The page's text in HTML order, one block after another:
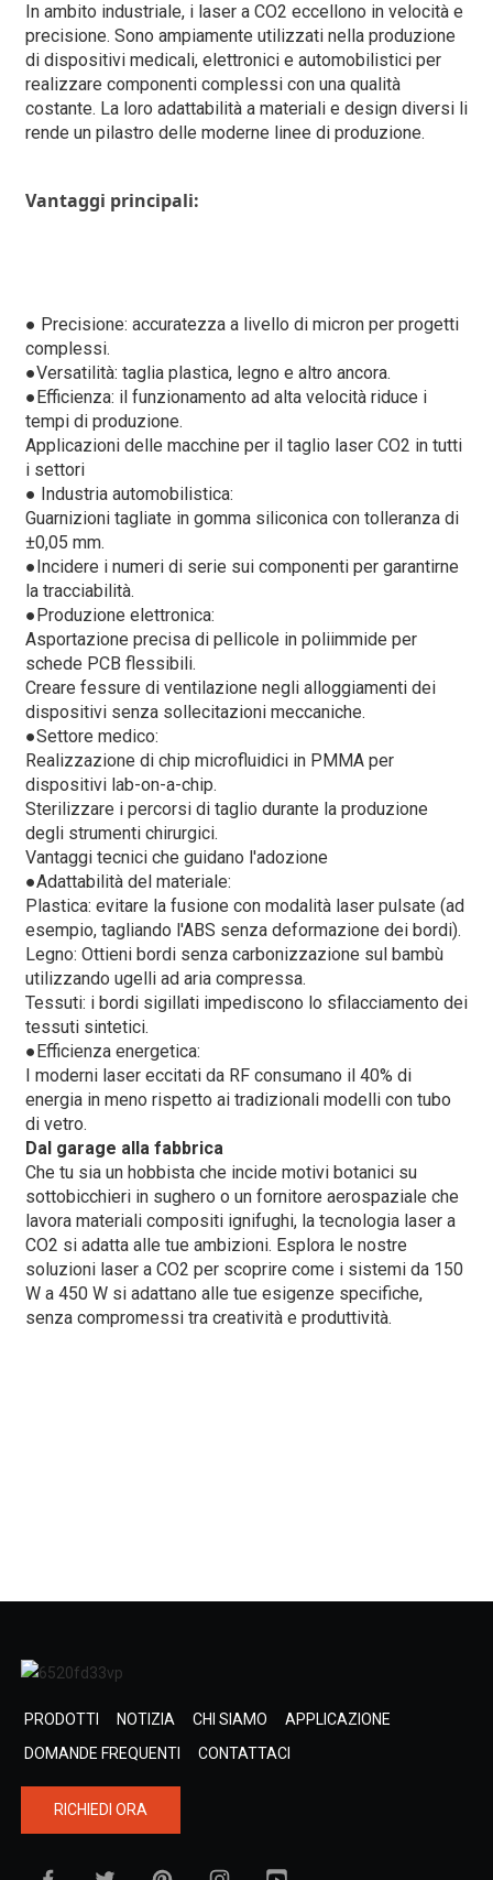
In ambito industriale, i laser a CO2 eccellono in velocità e
precisione. Sono ampiamente utilizzati nella produzione
di dispositivi medicali, elettronici e automobilistici per
realizzare componenti complessi con una qualità
costante. La loro adattabilità a materiali e design diversi li
rende un pilastro delle moderne linee di produzione.
Vantaggi principali:
● Precisione: accuratezza a livello di micron per progetti
complessi.
●Versatilità: taglia plastica, legno e altro ancora.
●Efficienza: il funzionamento ad alta velocità riduce i
tempi di produzione.
Applicazioni delle macchine per il taglio laser CO2 in tutti
i settori
● Industria automobilistica:
Guarnizioni tagliate in gomma siliconica con tolleranza di
±0,05 mm.
●Incidere i numeri di serie sui componenti per garantirne
la tracciabilità.
●Produzione elettronica:
Asportazione precisa di pellicole in poliimmide per
schede PCB flessibili.
Creare fessure di ventilazione negli alloggiamenti dei
dispositivi senza sollecitazioni meccaniche.
●Settore medico:
Realizzazione di chip microfluidici in PMMA per
dispositivi lab-on-a-chip.
Sterilizzare i percorsi di taglio durante la produzione
degli strumenti chirurgici.
Vantaggi tecnici che guidano l'adozione
●Adattabilità del materiale:
Plastica: evitare la fusione con modalità laser pulsate (ad
esempio, tagliando l'ABS senza deformazione dei bordi).
Legno: Ottieni bordi senza carbonizzazione sul bambù
utilizzando ugelli ad aria compressa.
Tessuti: i bordi sigillati impediscono lo sfilacciamento dei
tessuti sintetici.
●Efficienza energetica:
I moderni laser eccitati da RF consumano il 40% di
energia in meno rispetto ai tradizionali modelli con tubo
di vetro.
Dal garage alla fabbrica
Che tu sia un hobbista che incide motivi botanici su
sottobicchieri in sughero o un fornitore aerospaziale che
lavora materiali compositi ignifughi, la tecnologia laser a
CO2 si adatta alle tue ambizioni. Esplora le nostre
soluzioni laser a CO2 per scoprire come i sistemi da 150
W a 450 W si adattano alle tue esigenze specifiche,
senza compromessi tra creatività e produttività.
PRODOTTI NOTIZIA CHI SIAMO
APPLICAZIONE
DOMANDE FREQUENTI
CONTATTACI
RICHIEDI ORA